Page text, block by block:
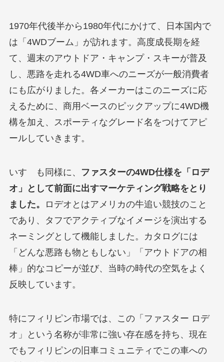
1970年代後半から1980年代にかけて、日本国内で
は「4WDブーム」が訪れます。高度成長期を経
て、週末のアウトドア・キャンプ・スキーが普及
し、悪路を走れる4WD車へのニーズが一般消費者
にも広がりました。各メーカーはこのニーズに応
えるために、商用ベースのピックアップに4WD機
構を加え、スポーティなグレード名をつけてアピ
ールしていきます。
いすゞも同様に、
ファスターの4WD仕様を「ロデ
オ」として前面に出すマーケティング戦略をとり
ました。
ロデオとはアメリカの牛追い競技のこと
であり、タフでアクティブなイメージを演出する
ネーミングとして機能しました。カタログには
「どんな悪路も物ともしない」「アウトドアの相
棒」的なコピーが並び、当時の時代の空気をよく
反映しています。
特にフィリピン市場では、この「ファスター ロデ
オ」という名称が非常に強い存在感を持ち、現在
でもフィリピンの旧車コミュニティでこの車への